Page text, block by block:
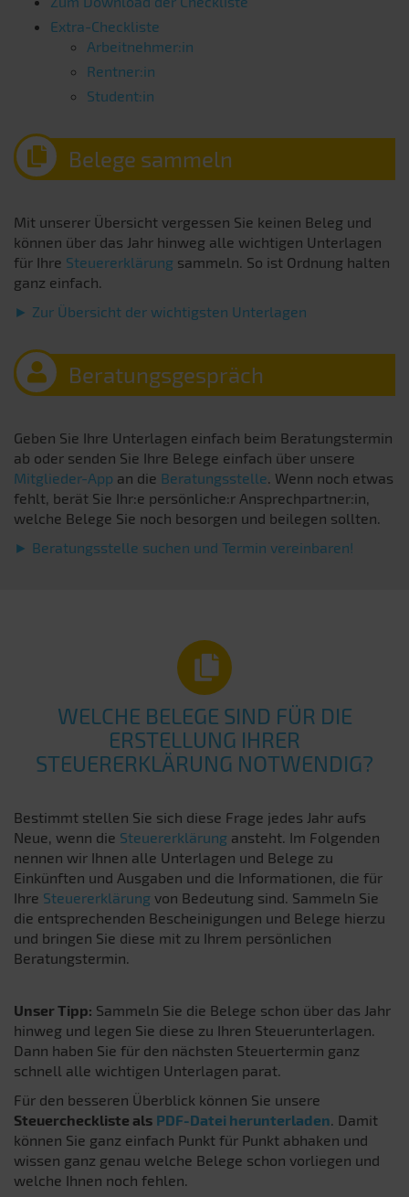
Extra-Checkliste
Arbeitnehmer:in
Rentner:in
Student:in
Belege sammeln
Mit unserer Übersicht vergessen Sie keinen Beleg und
können über das Jahr hinweg alle wichtigen Unterlagen
für Ihre Steuererklärung sammeln. So ist Ordnung halten
ganz einfach.
► Zur Übersicht der wichtigsten Unterlagen
Beratungsgespräch
Geben Sie Ihre Unterlagen einfach beim Beratungstermin
ab oder senden Sie Ihre Belege einfach über unsere
Mitglieder-App an die Beratungsstelle. Wenn noch etwas
fehlt, berät Sie Ihr:e persönliche:r Ansprechpartner:in,
welche Belege Sie noch besorgen und beilegen sollten.
► Beratungsstelle suchen und Termin vereinbaren!
WELCHE BELEGE SIND FÜR DIE
ERSTELLUNG IHRER
STEUERERKLÄRUNG NOTWENDIG?
Bestimmt stellen Sie sich diese Frage jedes Jahr aufs
Neue, wenn die Steuererklärung ansteht. Im Folgenden
nennen wir Ihnen alle Unterlagen und Belege zu
Einkünften und Ausgaben und die Informationen, die für
Ihre Steuererklärung von Bedeutung sind. Sammeln Sie
die entsprechenden Bescheinigungen und Belege hierzu
und bringen Sie diese mit zu Ihrem persönlichen
Beratungstermin.
Unser Tipp: Sammeln Sie die Belege schon über das Jahr
hinweg und legen Sie diese zu Ihren Steuerunterlagen.
Dann haben Sie für den nächsten Steuertermin ganz
schnell alle wichtigen Unterlagen parat.
Für den besseren Überblick können Sie unsere
Steuercheckliste als PDF-Datei herunterladen. Damit
können Sie ganz einfach Punkt für Punkt abhaken und
wissen ganz genau welche Belege schon vorliegen und
welche Ihnen noch fehlen.